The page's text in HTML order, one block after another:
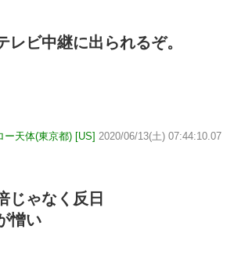
レビ中継に出られるぞ。
ー天体(東京都) [US] 2020/06/13(土) 07:44:10.07
じゃなく反日
憎い